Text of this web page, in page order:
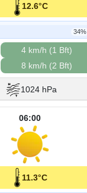
12.6°C
34%
4 km/h (1 Bft)
8 km/h (2 Bft)
1024 hPa
06:00
11.3°C